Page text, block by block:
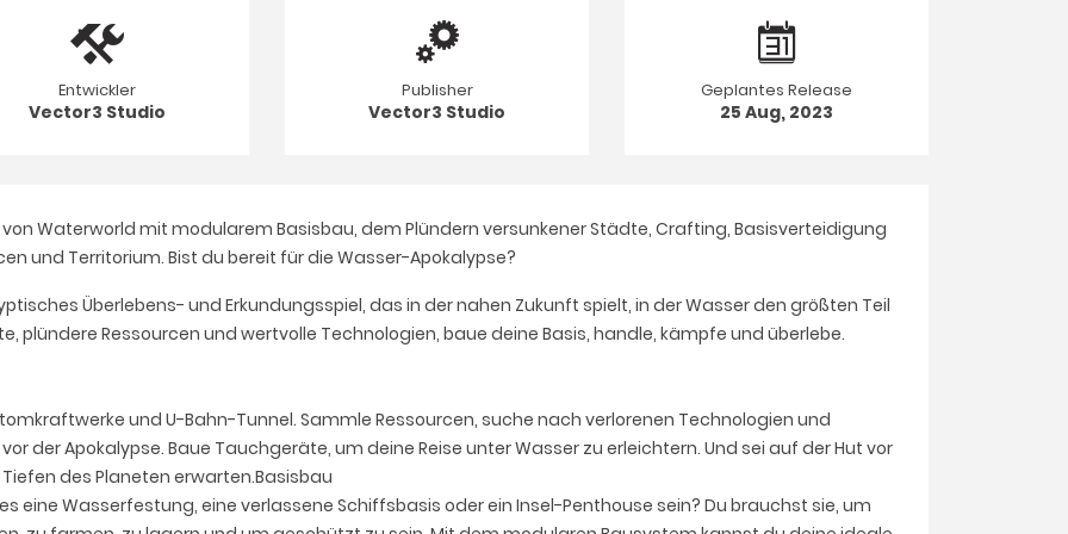
Entwickler
Vector3 Studio
Publisher
Vector3 Studio
Geplantes Release
25 Aug, 2023
Waterworld mit modularem Basisbau, dem Plündern versunkener Städte, Crafting, Basisverteidigung
und Territorium. Bist du bereit für die Wasser-Apokalypse?
Überlebens- und Erkundungsspiel, das in der nahen Zukunft spielt, in der Wasser den größten Teil
plündere Ressourcen und wertvolle Technologien, baue deine Basis, handle, kämpfe und überlebe.
und U-Bahn-Tunnel. Sammle Ressourcen, suche nach verlorenen Technologien und
der Apokalypse. Baue Tauchgeräte, um deine Reise unter Wasser zu erleichtern. Und sei auf der Hut vor
des Planeten erwarten.Basisbau
eine Wasserfestung, eine verlassene Schiffsbasis oder ein Insel-Penthouse sein? Du brauchst sie, um